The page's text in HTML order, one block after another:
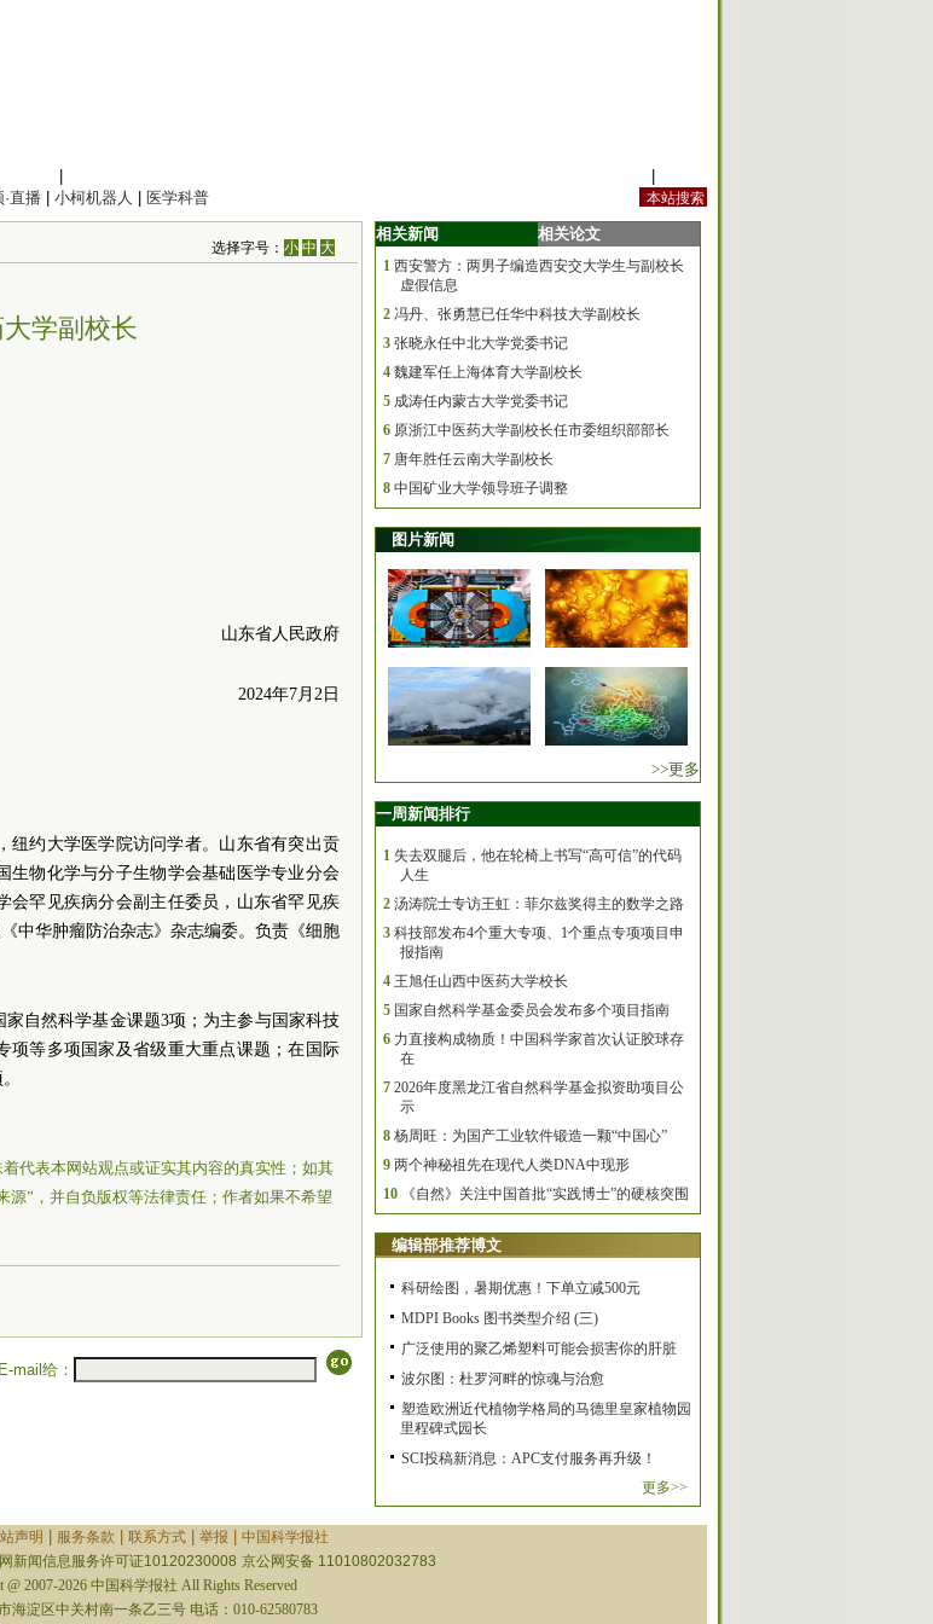
直播 小柯机器人 医学科普
选择字号：小 中 大
学副校长
山东省人民政府
2024年7月2日
纽约大学医学院访问学者。山东省有突出贡
生物化学与分子生物学会基础医学专业分会
会罕见疾病分会副主任委员，山东省罕见疾
《中华肿瘤防治杂志》杂志编委。负责《细胞
自然科学基金课题3项；为主参与国家科技
项等多项国家及省级重大重点课题；在国际
代表本网站观点或证实其内容的真实性；如其
”，并自负版权等法律责任；作者如果不希望
mail给：
相关新闻 相关论文
1 西安警方：两男子编造西安交大学生与副校长
虚假信息
2 冯丹、张勇慧已任华中科技大学副校长
3 张晓永任中北大学党委书记
4 魏建军任上海体育大学副校长
5 成涛任内蒙古大学党委书记
6 原浙江中医药大学副校长任市委组织部部长
7 唐年胜任云南大学副校长
8 中国矿业大学领导班子调整
图片新闻
>>更多
一周新闻排行
1 失去双腿后，他在轮椅上书写“高可信”的代码
人生
2 汤涛院士专访王虹：菲尔兹奖得主的数学之路
3 科技部发布4个重大专项、1个重点专项项目申
报指南
4 王旭任山西中医药大学校长
5 国家自然科学基金委员会发布多个项目指南
6 力直接构成物质！中国科学家首次认证胶球存
在
7 2026年度黑龙江省自然科学基金拟资助项目公
示
8 杨周旺：为国产工业软件锻造一颗“中国心”
9 两个神秘祖先在现代人类DNA中现形
10
《自然》关注中国首批“实践博士”的硬核突围
编辑部推荐博文
科研绘图，暑期优惠！下单立减500元
MDPI Books 图书类型介绍 (三)
广泛使用的聚乙烯塑料可能会损害你的肝脏
波尔图：杜罗河畔的惊魂与治愈
塑造欧洲近代植物学格局的马德里皇家植物园
里程碑式园长
SCI投稿新消息：APC支付服务再升级！
更多>>
声明 服务条款 联系方式| 举报
中国科学报社
新闻信息服务许可证10120230008 京公网安备 11010802032783
@ 2007-2026 中国科学报社 All Rights Reserved
海淀区中关村南一条乙三号 电话：010-62580783